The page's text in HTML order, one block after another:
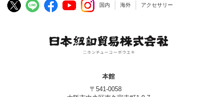
国内 海外 アクセサリー
本館
〒541-0058